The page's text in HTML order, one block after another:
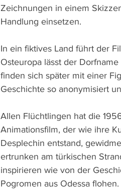
Zeichnungen in einem
Handlung einsetzen.
In ein fiktives Land führt der
Osteuropa lässt der
finden sich später mit einer
Geschichte so anonymisiert
Allen Flüchtlingen hat die
Animationsfilm, der wie ihre
Desplechin entstand,
ertrunken am türkischen
inspirieren wie von der
Pogromen aus Odessa flohen.